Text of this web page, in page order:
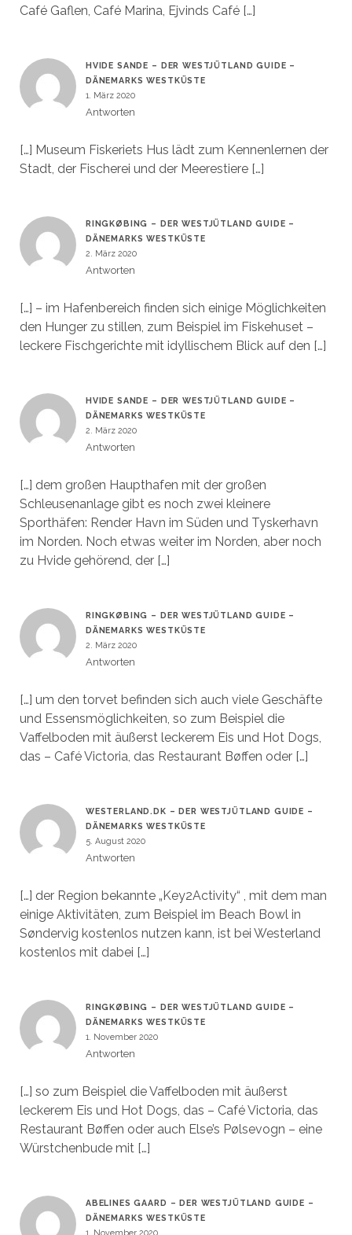
Café Gaflen, Café Marina, Ejvinds Café […]
HVIDE SANDE – DER WESTJÜTLAND GUIDE –
DÄNEMARKS WESTKÜSTE
1. März 2020
Antworten
[…] Museum Fiskeriets Hus lädt zum Kennenlernen der
Stadt, der Fischerei und der Meerestiere […]
RINGKØBING – DER WESTJÜTLAND GUIDE –
DÄNEMARKS WESTKÜSTE
2. März 2020
Antworten
[…] – im Hafenbereich finden sich einige Möglichkeiten
den Hunger zu stillen, zum Beispiel im Fiskehuset –
leckere Fischgerichte mit idyllischem Blick auf den […]
HVIDE SANDE – DER WESTJÜTLAND GUIDE –
DÄNEMARKS WESTKÜSTE
2. März 2020
Antworten
[…] dem großen Haupthafen mit der großen
Schleusenanlage gibt es noch zwei kleinere
Sporthäfen: Render Havn im Süden und Tyskerhavn
im Norden. Noch etwas weiter im Norden, aber noch
zu Hvide gehörend, der […]
RINGKØBING – DER WESTJÜTLAND GUIDE –
DÄNEMARKS WESTKÜSTE
2. März 2020
Antworten
[…] um den torvet befinden sich auch viele Geschäfte
und Essensmöglichkeiten, so zum Beispiel die
Vaffelboden mit äußerst leckerem Eis und Hot Dogs,
das – Café Victoria, das Restaurant Bøffen oder […]
WESTERLAND.DK – DER WESTJÜTLAND GUIDE –
DÄNEMARKS WESTKÜSTE
5. August 2020
Antworten
[…] der Region bekannte „Key2Activity“ , mit dem man
einige Aktivitäten, zum Beispiel im Beach Bowl in
Søndervig kostenlos nutzen kann, ist bei Westerland
kostenlos mit dabei […]
RINGKØBING – DER WESTJÜTLAND GUIDE –
DÄNEMARKS WESTKÜSTE
1. November 2020
Antworten
[…] so zum Beispiel die Vaffelboden mit äußerst
leckerem Eis und Hot Dogs, das – Café Victoria, das
Restaurant Bøffen oder auch Else’s Pølsevogn – eine
Würstchenbude mit […]
ABELINES GAARD – DER WESTJÜTLAND GUIDE –
DÄNEMARKS WESTKÜSTE
1. November 2020